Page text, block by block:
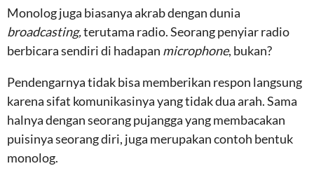
Monolog juga biasanya akrab dengan dunia
broadcasting,terutama radio. Seorang penyiar radio
berbicara sendiri di hadapan microphone, bukan?
Pendengarnya tidak bisa memberikan respon langsung
karena sifat komunikasinya yang tidak dua arah. Sama
halnya dengan seorang pujangga yang membacakan
puisinya seorang diri, juga merupakan contoh bentuk
monolog.